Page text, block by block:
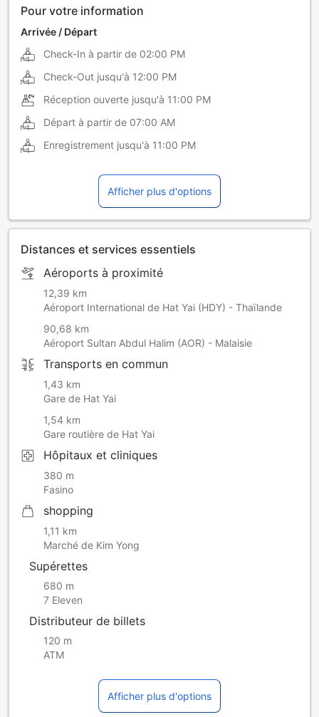
Pour votre information
Arrivée / Départ
Check-In à partir de 02:00 PM
Check-Out jusqu'à 12:00 PM
Réception ouverte jusqu'à 11:00 PM
Départ à partir de 07:00 AM
Enregistrement jusqu'à 11:00 PM
Afficher plus d'options
Distances et services essentiels
Aéroports à proximité
12,39 km
Aéroport International de Hat Yai (HDY) - Thaïlande
90,68 km
Aéroport Sultan Abdul Halim (AOR) - Malaisie
Transports en commun
1,43 km
Gare de Hat Yai
1,54 km
Gare routière de Hat Yai
Hôpitaux et cliniques
380 m
Fasino
shopping
1,11 km
Marché de Kim Yong
Supérettes
680 m
7 Eleven
Distributeur de billets
120 m
ATM
Afficher plus d'options